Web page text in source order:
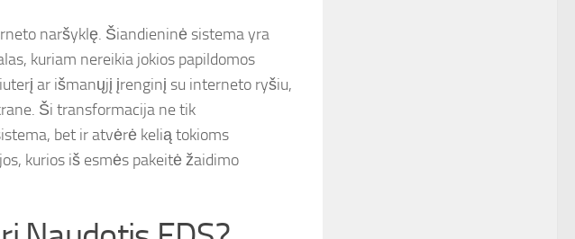
naršyklę. Šiandieninė sistema yra
kuriam nereikia jokios papildomos
ar išmanųjį įrenginį su interneto ryšiu,
Ši transformacija ne tik
bet ir atvėrė kelią tokioms
kurios iš esmės pakeitė žaidimo